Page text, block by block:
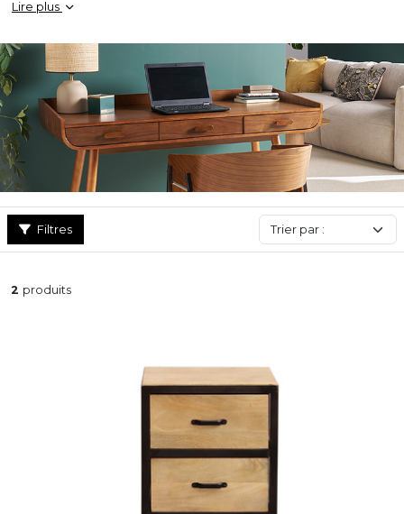
permet de ranger toutes sortes de dossiers et de fournitures de
rangement pratique qu’il suffit de glisser sous le plateau de son
bureau. Les caissons de bureau d’une hauteur de 70 cm comme
vous trouverez sur notre site sont spécialement conçus pour
optimiser l’espace et s’adapter parfaitement à tous les espaces
de travail. Pour un côté encore plus pratique, optez pour un
rangement de bureau à roulettes !
Lire plus
Filtres
2 produits